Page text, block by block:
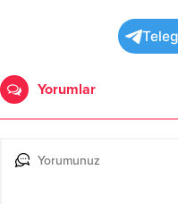
Yorumlar